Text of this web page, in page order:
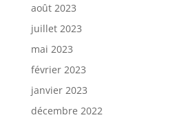
août 2023
juillet 2023
mai 2023
février 2023
janvier 2023
décembre 2022